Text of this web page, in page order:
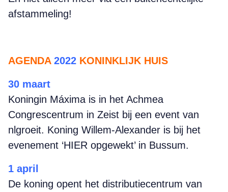
afstammeling!
AGENDA 2022 KONINKLIJK HUIS
30 maart
Koningin Máxima is in het Achmea
Congrescentrum in Zeist bij een event van
nlgroeit. Koning Willem-Alexander is bij het
evenement ‘HIER opgewekt’ in Bussum.
1 april
De koning opent het distributiecentrum van